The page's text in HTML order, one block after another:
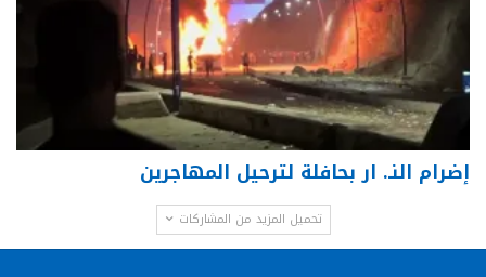
إضرام النـ. ار بحافلة لترحيل المهاجرين
تحميل المزيد من المشاركات